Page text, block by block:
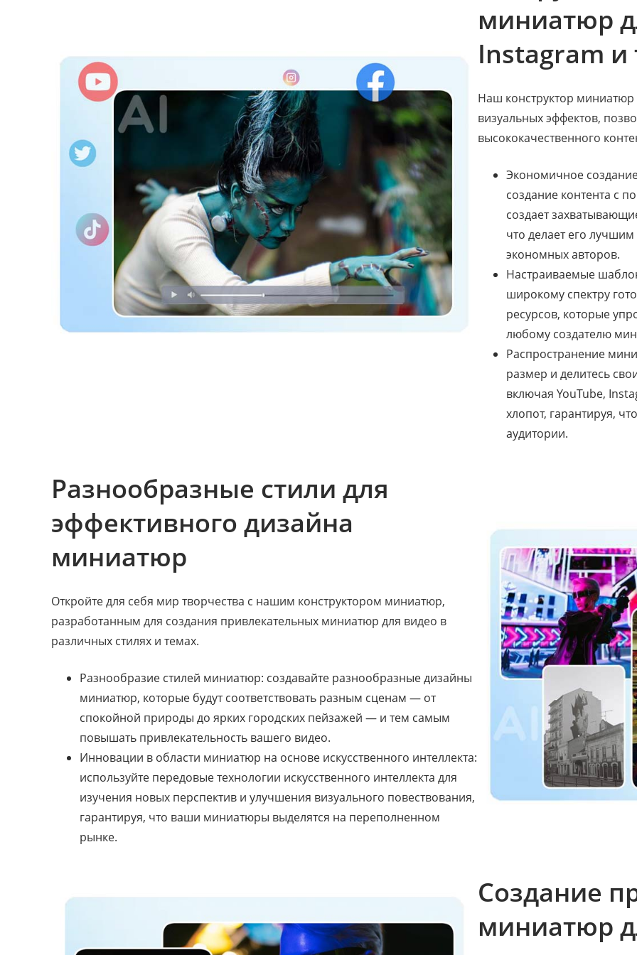
миниатюр
Instagram и
Наш конструктор
визуальных эффектов,
высококачественного
Экономичное
создание контента с
создает
что делает его
экономных авторов.
Настраиваемые
широкому спектру
ресурсов, которые
любому создателю
Распространение
размер и делитесь
включая YouTube,
хлопот, гарантируя,
аудитории.
Разнообразные стили для
эффективного дизайна
миниатюр
Откройте для себя мир творчества с нашим конструктором миниатюр,
разработанным для создания привлекательных миниатюр для видео в
различных стилях и темах.
Разнообразие стилей миниатюр: создавайте разнообразные дизайны
миниатюр, которые будут соответствовать разным сценам — от
спокойной природы до ярких городских пейзажей — и тем самым
повышать привлекательность вашего видео.
Инновации в области миниатюр на основе искусственного интеллекта:
используйте передовые технологии искусственного интеллекта для
изучения новых перспектив и улучшения визуального повествования,
гарантируя, что ваши миниатюры выделятся на переполненном
рынке.
Создание
миниатюр